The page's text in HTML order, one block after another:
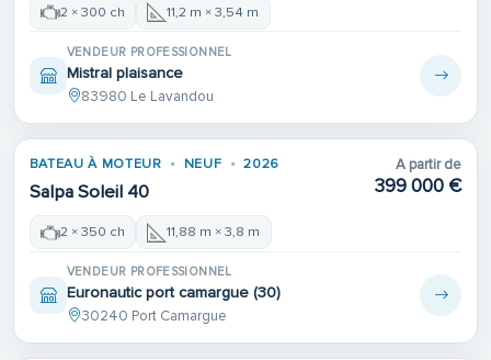
2 × 300 ch 11,2 m × 3,54 m
VENDEUR PROFESSIONNEL
Mistral plaisance
83980 Le Lavandou
BATEAU À MOTEUR NEUF 2026
Salpa Soleil 40
A partir de
399 000 €
2 × 350 ch 11,88 m × 3,8 m
VENDEUR PROFESSIONNEL
Euronautic port camargue (30)
30240 Port Camargue